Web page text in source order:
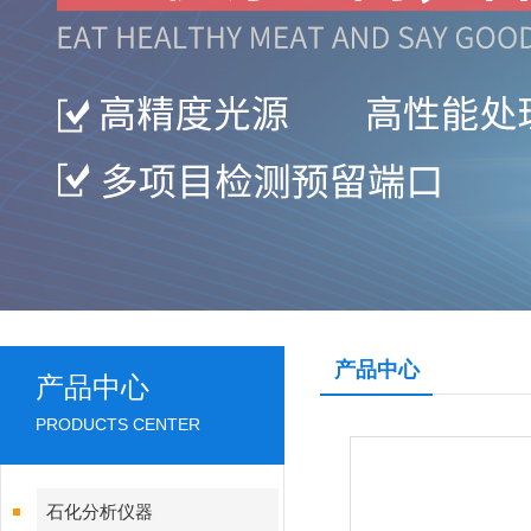
产品中心
PRODUCTS CENTER
石化分析仪器
产品中心